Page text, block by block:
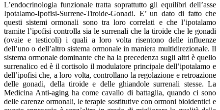
L’endocrinologia funzionale tratta soprattutto gli equilibri dell’asse
Ipotalamo-Ipofisi-Surrene-Tiroide-Gonadi. E’ un dato di fatto che
questi sistemi ormonali sono tra loro correlati e che l’ipotalamo
tramite l’ipofisi controlla sia le surrenali che la tiroide che le gonadi
(ovaie e testicoli) i quali a loro volta risentono delle influenze
dell’uno o dell’altro sistema ormonale in maniera multidirezionale. Il
sistema ormonale dominante che ha la precedenza sugli altri è quello
surrenalico ed è il cortisolo il modulatore principale dell’ipotalamo e
dell’ipofisi che, a loro volta, controllano la regolazione e retroazione
delle gonadi, della tiroide e delle ghiandole surrenali stesse. La
Medicina Anti-aging ha come cavallo di battaglia, quando ci sono
delle carenze ormonali, le terapie sostitutive con ormoni bioidentici e